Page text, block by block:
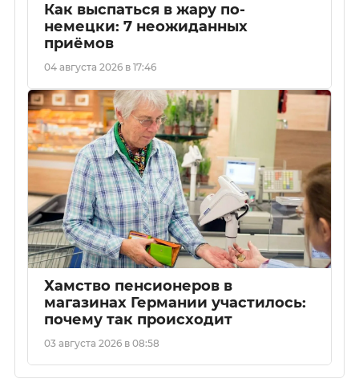
Как выспаться в жару по-
немецки: 7 неожиданных
приёмов
04 августа 2026 в 17:46
Хамство пенсионеров в
магазинах Германии участилось:
почему так происходит
03 августа 2026 в 08:58